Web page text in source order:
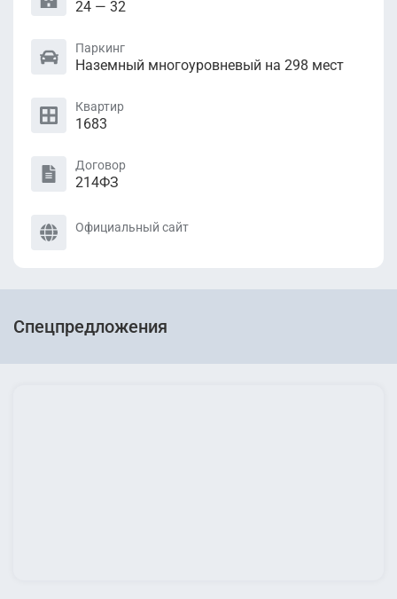
24 — 32
Паркинг
Наземный многоуровневый на 298 мест
Квартир
1683
Договор
214ФЗ
Официальный сайт
Спецпредложения